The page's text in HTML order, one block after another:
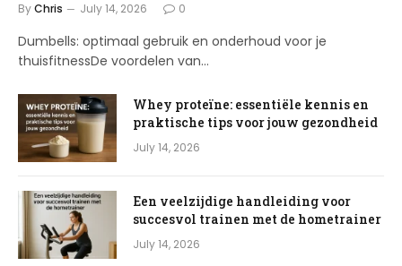
ByChris July 14, 2026 0
Dumbells: optimaal gebruik en onderhoud voor je
thuisfitnessDe voordelen van…
Whey proteïne: essentiële kennis en
praktische tips voor jouw gezondheid
July 14, 2026
Een veelzijdige handleiding voor
succesvol trainen met de hometrainer
July 14, 2026